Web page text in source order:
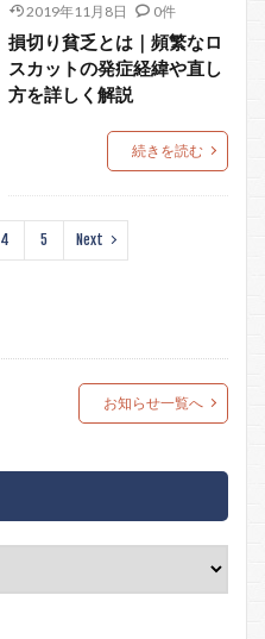
2019年11月8日
0件
損切り貧乏とは｜頻繁なロ
スカットの発症経緯や直し
方を詳しく解説
続きを読む
4 5 Next
お知らせ一覧へ